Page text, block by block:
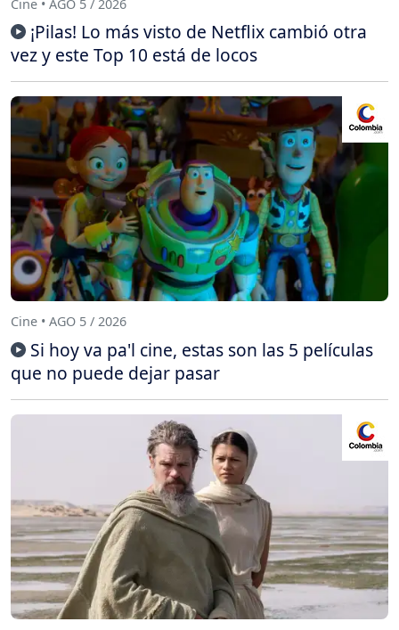
Cine • AGO 5 / 2026
¡Pilas! Lo más visto de Netflix cambió otra
vez y este Top 10 está de locos
Cine • AGO 5 / 2026
Si hoy va pa'l cine, estas son las 5 películas
que no puede dejar pasar